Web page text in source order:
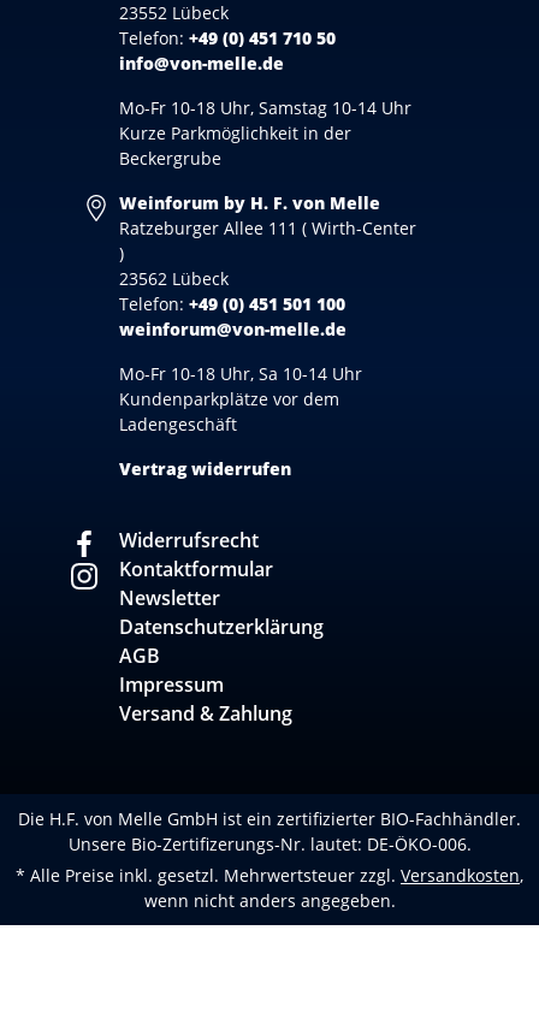
23552 Lübeck
Telefon: +49 (0) 451 710 50
info@von-melle.de
Mo-Fr 10-18 Uhr, Samstag 10-14 Uhr
Kurze Parkmöglichkeit in der
Beckergrube
Weinforum by H. F. von Melle
Ratzeburger Allee 111 ( Wirth-Center
)
23562 Lübeck
Telefon: +49 (0) 451 501 100
weinforum@von-melle.de
Mo-Fr 10-18 Uhr, Sa 10-14 Uhr
Kundenparkplätze vor dem
Ladengeschäft
Vertrag widerrufen
Widerrufsrecht
Kontaktformular
Newsletter
Datenschutzerklärung
AGB
Impressum
Versand & Zahlung
Die H.F. von Melle GmbH ist ein zertifizierter BIO-Fachhändler.
Unsere Bio-Zertifizerungs-Nr. lautet: DE-ÖKO-006.
* Alle Preise inkl. gesetzl. Mehrwertsteuer zzgl. Versandkosten,
wenn nicht anders angegeben.